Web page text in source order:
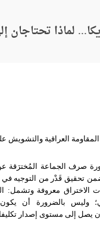
لماذا تحتاجان
العراقية والتشويش
صرف الجماعة المُخترَقة
تحقيق قَدْر من التوجيه في
الاختراق معروفة وتشمل:
وليس بالضرورة أن
أن يصل إلى مستوى إصدار